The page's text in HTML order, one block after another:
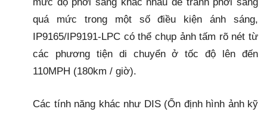
quá mức trong một số điều kiện ánh sáng,
IP9165/IP9191-LPC có thể chụp ảnh tấm rõ nét từ
các phương tiện di chuyển ở tốc độ lên đến
110MPH (180km / giờ).
Các tính năng khác như DIS (Ổn định hình ảnh kỹ